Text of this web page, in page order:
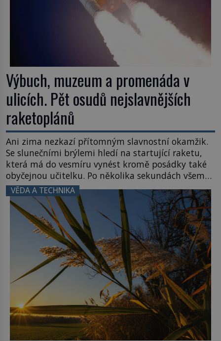
Výbuch, muzeum a promenáda v
ulicích. Pět osudů nejslavnějších
raketoplánů
Ani zima nezkazí přítomným slavnostní okamžik.
Se slunečními brýlemi hledí na startující raketu,
která má do vesmíru vynést kromě posádky také
obyčejnou učitelku. Po několika sekundách všem
ztuhnou úsměvy, stroj totiž exploduje. Jejich
konstrukce není z levného kraje, daňové
poplatníky stojí miliardy dolarů. Na druhou stranu
zvládnou jen představitelné věci. Na malé kousky
Název: Columbia První […]
VĚDA A TECHNIKA